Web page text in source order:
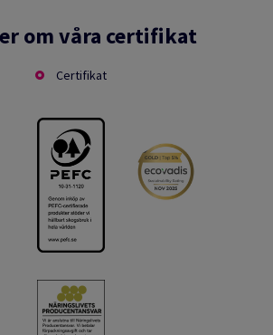
om våra certifikat
Certifikat